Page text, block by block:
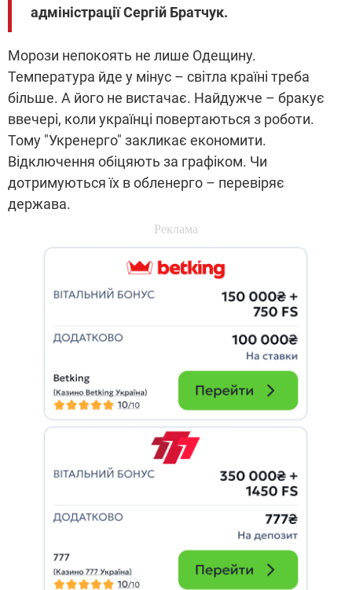
адміністрації Сергій Братчук.
Морози непокоять не лише Одещину.
Температура йде у мінус – світла країні треба
більше. А його не вистачає. Найдужче – бракує
ввечері, коли українці повертаються з роботи.
Тому "Укренерго" закликає економити.
Відключення обіцяють за графіком. Чи
дотримуються їх в обленерго – перевіряє
держава.